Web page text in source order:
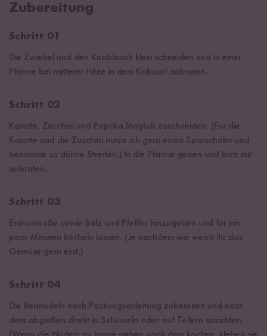
Zubereitung
Schritt 01
Die Zwiebel und den Knoblauch klein schneiden und in einer
Pfanne bei mittlerer Hitze in dem Kokosöl anbraten.
Schritt 02
Karotte, Zucchini und Paprika länglich zuschneiden. (Für die
Karotte und die Zucchini nutze ich gern einen Sparschäler und
bekomme so dünne Streifen.) In die Pfanne geben und kurz mit
anbraten.
Schritt 03
Erdnusssoße sowie Salz und Pfeffer hinzugeben und für ein
paar Minuten köcheln lassen. (Je nachdem wie weich ihr das
Gemüse gern esst.)
Schritt 04
Die Reisnudeln nach Packungsanleitung zubereiten und nach
dem abgießen direkt in Schüsseln oder auf Tellern anrichten.